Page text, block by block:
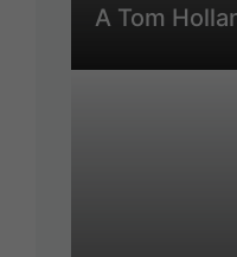
A Tom